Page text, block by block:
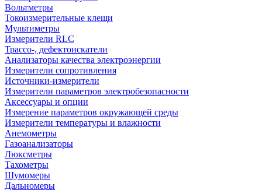
Вольтметры
Токоизмерительные клещи
Мультиметры
Измерители RLC
Трассо-, дефектоискатели
Анализаторы качества электроэнергии
Измерители сопротивления
Источники-измерители
Измерители параметров электробезопасности
Аксессуары и опции
Измерение параметров окружающей среды
Измерители температуры и влажности
Анемометры
Газоанализаторы
Люксметры
Тахометры
Шумомеры
Дальномеры